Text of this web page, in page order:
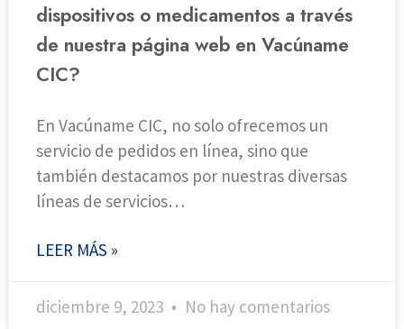
dispositivos o medicamentos a través
de nuestra página web en Vacúname
CIC?
En Vacúname CIC, no solo ofrecemos un
servicio de pedidos en línea, sino que
también destacamos por nuestras diversas
líneas de servicios…
LEER MÁS »
diciembre 9, 2023 No hay comentarios